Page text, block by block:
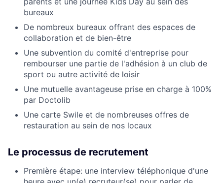
bureaux
De nombreux bureaux offrant des espaces de
collaboration et de bien-être
Une subvention du comité d'entreprise pour
rembourser une partie de l'adhésion à un club de
sport ou autre activité de loisir
Une mutuelle avantageuse prise en charge à 100%
par Doctolib
Une carte Swile et de nombreuses offres de
restauration au sein de nos locaux
Le processus de recrutement
Première étape: une interview téléphonique d'une